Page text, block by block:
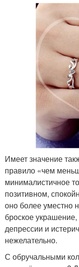
Имеет значение
правило «чем
минималистичное
позитивном,
оно более уместно
броское
депрессии и
нежелательно.
С обручальными